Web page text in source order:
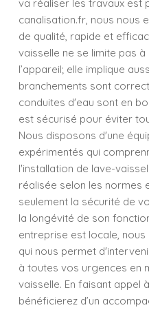
va réaliser les travaux est
canalisation.fr, nous nous
de qualité, rapide et
vaisselle ne se limite pas
l’appareil; elle implique
branchements sont
conduites d'eau sont en
est sécurisé pour éviter
Nous disposons d'une
expérimentés qui
l'installation de lave-
réalisée selon les normes
seulement la sécurité de
la longévité de son
entreprise est locale, nous
qui nous permet
à toutes vos urgences en
vaisselle. En faisant appel
bénéficierez d’un